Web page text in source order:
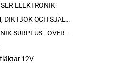
ELEKTRONIK
SJÄLVBIOGRAFI FRÅN SKARABORG
SURPLUS - ÖVERSKOTT
12V